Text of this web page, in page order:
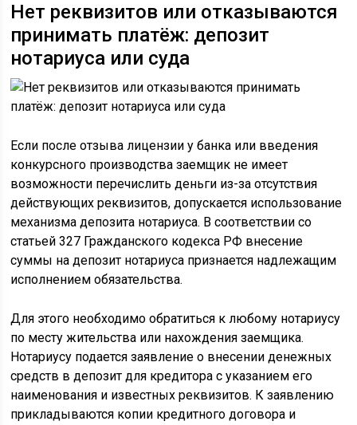
Нет реквизитов или отказываются
принимать платёж: депозит
нотариуса или суда
Если после отзыва лицензии у банка или введения
конкурсного производства заемщик не имеет
возможности перечислить деньги из-за отсутствия
действующих реквизитов, допускается использование
механизма депозита нотариуса. В соответствии со
статьей 327 Гражданского кодекса РФ внесение
суммы на депозит нотариуса признается надлежащим
исполнением обязательства.
Для этого необходимо обратиться к любому нотариусу
по месту жительства или нахождения заемщика.
Нотариусу подается заявление о внесении денежных
средств в депозит для кредитора с указанием его
наименования и известных реквизитов. К заявлению
прикладываются копии кредитного договора и